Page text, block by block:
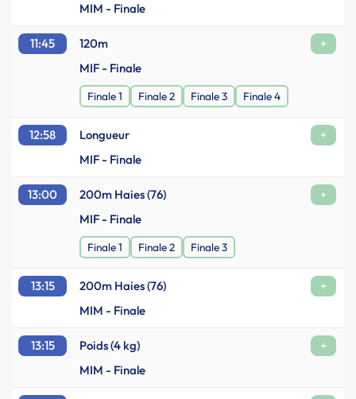
MIM - Finale
11:45 120m
+
MIF - Finale
Finale 1 Finale 2 Finale 3 Finale 4
12:58 Longueur
+
MIF - Finale
13:00 200m Haies (76)
+
MIF - Finale
Finale 1 Finale 2 Finale 3
13:15 200m Haies (76)
+
MIM - Finale
13:15 Poids (4 kg)
+
MIM - Finale